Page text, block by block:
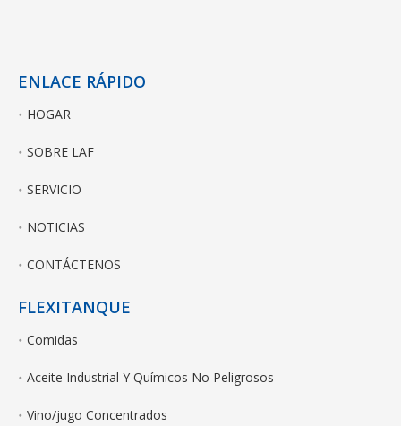
ENLACE RÁPIDO
HOGAR
SOBRE LAF
SERVICIO
NOTICIAS
CONTÁCTENOS
FLEXITANQUE
Comidas
Aceite Industrial Y Químicos No Peligrosos
Vino/jugo Concentrados